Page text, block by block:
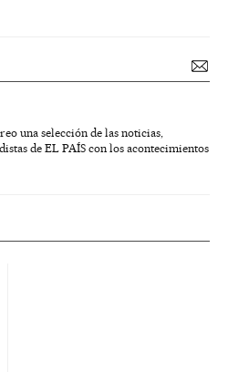
una selección de las noticias,
de EL PAÍS con los acontecimientos